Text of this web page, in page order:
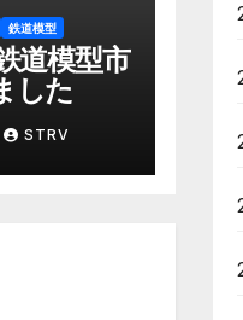
鉄道模型
模型市
した
STRV